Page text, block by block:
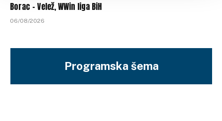
Borac – Velež, WWin liga BiH
06/08/2026
Programska šema